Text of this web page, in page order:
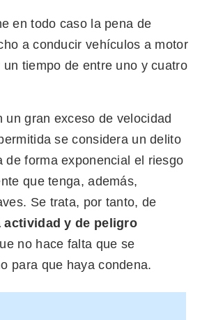
en todo caso la pena de
a conducir vehículos a motor
tiempo de entre uno y cuatro
un gran exceso de velocidad
se considera un delito
de forma exponencial el riesgo
que tenga, además,
Se trata, por tanto, de
actividad y de peligro
no hace falta que se
para que haya condena.